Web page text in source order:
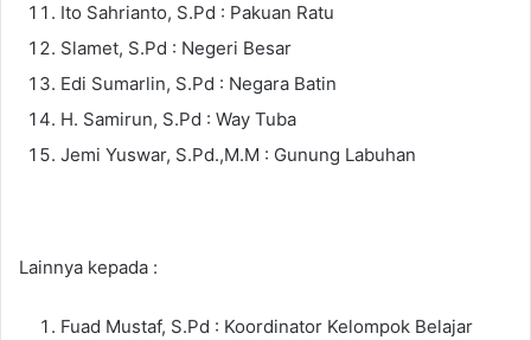
Ito Sahrianto, S.Pd : Pakuan Ratu
Slamet, S.Pd : Negeri Besar
Edi Sumarlin, S.Pd : Negara Batin
H. Samirun, S.Pd : Way Tuba
Jemi Yuswar, S.Pd.,M.M : Gunung Labuhan
Lainnya kepada :
Fuad Mustaf, S.Pd : Koordinator Kelompok Belajar